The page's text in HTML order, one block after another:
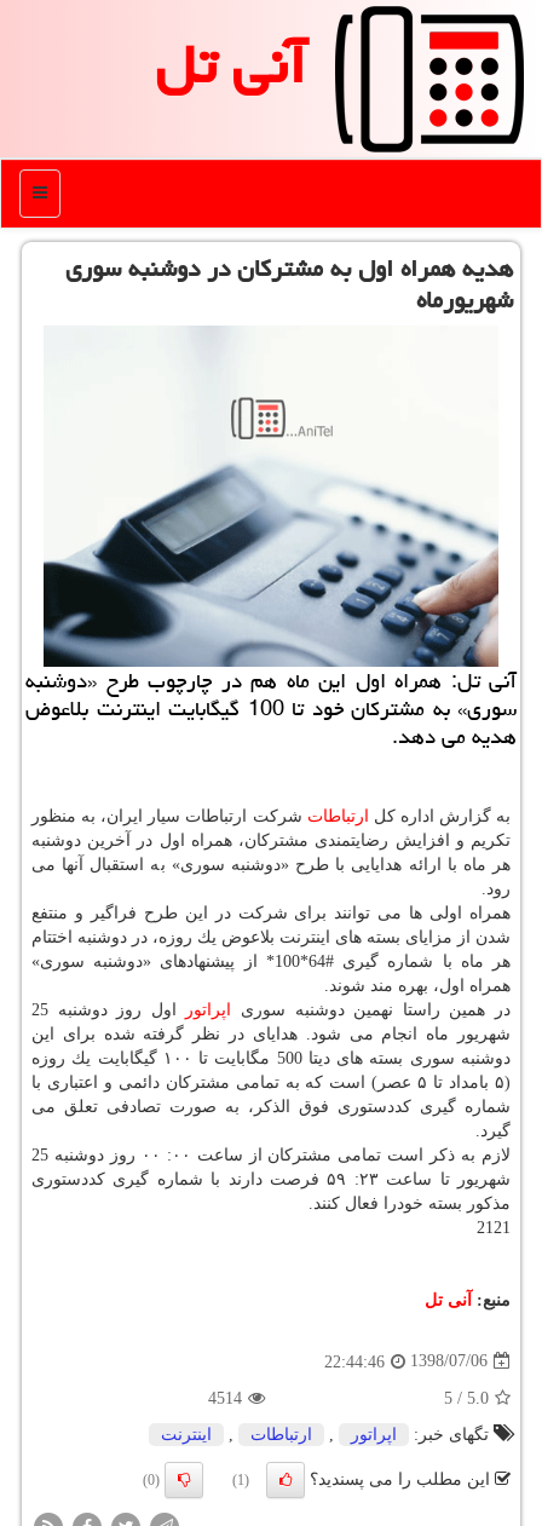
آنی تل
منو
هدیه همراه اول به مشتركان در دوشنبه سوری
شهریورماه
آنی تل: همراه اول این ماه هم در چارچوب طرح «دوشنبه
سوری» به مشتركان خود تا 100 گیگابایت اینترنت بلاعوض
هدیه می دهد.
به گزارش اداره كل ارتباطات شركت ارتباطات سیار ایران، به منظور
تكریم و افزایش رضایتمندی مشتركان، همراه اول در آخرین دوشنبه
هر ماه با ارائه هدایایی با طرح «دوشنبه سوری» به استقبال آنها می
رود.
همراه اولی ها می توانند برای شركت در این طرح فراگیر و منتفع
شدن از مزایای بسته های اینترنت بلاعوض یك روزه، در دوشنبه اختتام
هر ماه با شماره گیری #64*100* از پیشنهادهای «دوشنبه سوری»
همراه اول، بهره مند شوند.
در همین راستا نهمین دوشنبه سوری
اپراتور
اول روز دوشنبه 25
شهریور ماه انجام می شود. هدایای در نظر گرفته شده برای این
دوشنبه سوری بسته های دیتا 500 مگابایت تا ۱۰۰ گیگابایت یك روزه
(۵ بامداد تا ۵ عصر) است كه به تمامی مشتركان دائمی و اعتباری با
شماره گیری كددستوری فوق الذكر، به صورت تصادفی تعلق می
گیرد.
لازم به ذكر است تمامی مشتركان از ساعت ۰۰: ۰۰ روز دوشنبه 25
شهریور تا ساعت ۲۳: ۵۹ فرصت دارند با شماره گیری كددستوری
مذكور بسته خودرا فعال كنند.
2121
منبع: آنی تل
1398/07/06
22:44:46
5.0
/
5
4514
تگهای خبر:
اپراتور ارتباطات اینترنت
این مطلب را می پسندید؟ (1)
(0)